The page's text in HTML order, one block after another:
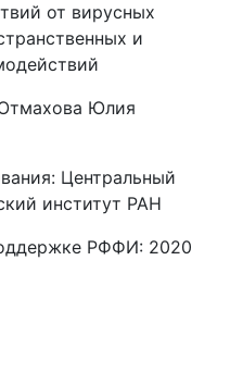
от вирyсных
и
Юлия
Центральный
институт РАН
РФФИ: 2020